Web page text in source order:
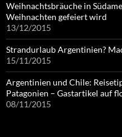
Weihnachtsbräuche in
Weihnachten gefeiert wird
13/12/2015
Strandurlaub Argentinien?
15/11/2015
Argentinien und Chile:
Patagonien – Gastartikel auf
08/11/2015